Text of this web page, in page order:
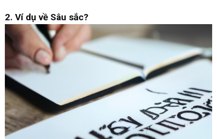
2. Ví dụ về Sâu sắc?